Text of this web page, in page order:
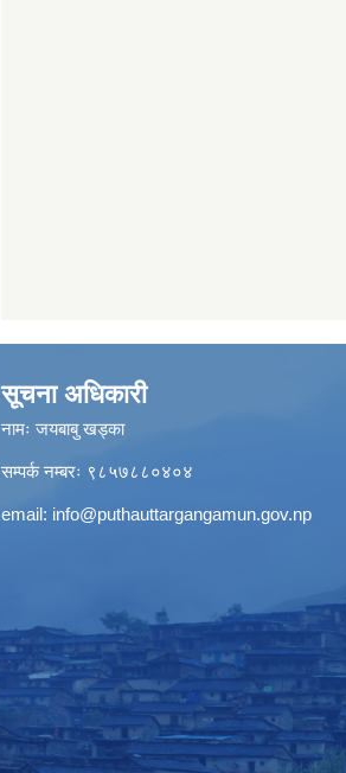
सूचना अधिकारी
नामः जयबाबु खड्का
सम्पर्क नम्बरः ९८५७८८०४०४
email: info@puthauttargangamun.gov.np